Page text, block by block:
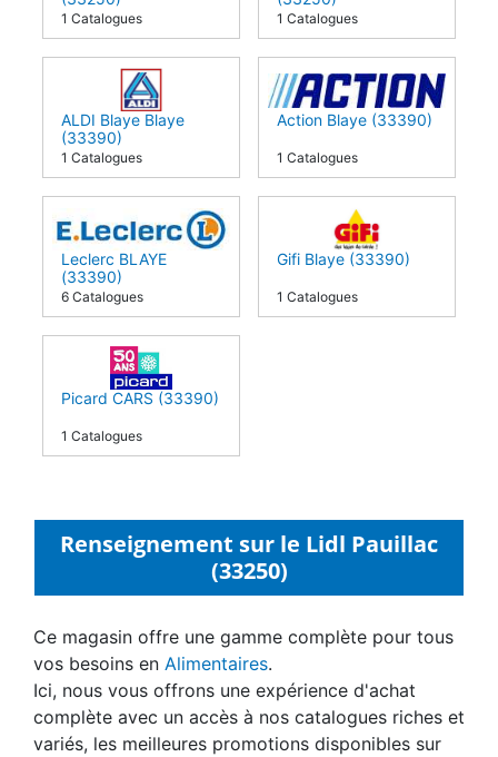
1 Catalogues 1 Catalogues
ALDI Blaye Blaye
(33390)
1 Catalogues
Action Blaye (33390)
1 Catalogues
Leclerc BLAYE
(33390)
6 Catalogues
Gifi Blaye (33390)
1 Catalogues
Picard CARS (33390)
1 Catalogues
Renseignement sur le Lidl Pauillac
(33250)
Ce magasin offre une gamme complète pour tous
vos besoins en Alimentaires.
Ici, nous vous offrons une expérience d'achat
complète avec un accès à nos catalogues riches et
variés, les meilleures promotions disponibles sur